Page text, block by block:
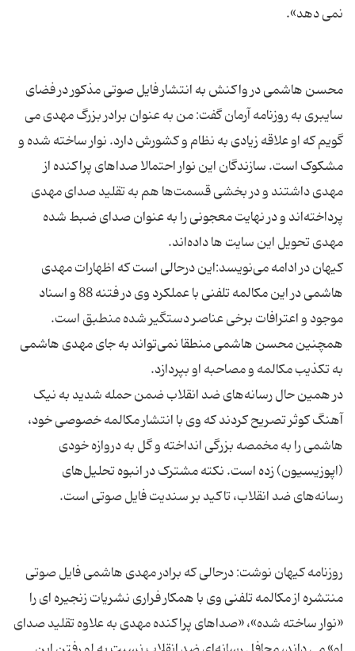
محسن هاشمی در واکنش به انتشار فایل صوتی مذکور در فضای
سایبری به روزنامه آرمان گفت: من به عنوان برادر بزرگ مهدی می
گویم که او علاقه زیادی به نظام و کشورش دارد. نوار ساخته شده و
مشکوک است. سازندگان این نوار احتمالا صداهای پراکنده از
مهدی داشتند و در بخشی قسمت‌ها هم به تقلید صدای مهدی
پرداخته‌اند و در نهایت معجونی را به عنوان صدای ضبط شده
کیهان در ادامه می‌نویسد:این درحالی است که اظهارات مهدی
هاشمی در این مکالمه تلفنی با عملکرد وی در فتنه 88 و اسناد
موجود و اعترافات برخی عناصر دستگیر شده منطبق است.
همچنین محسن هاشمی منطقا نمی‌تواند به جای مهدی هاشمی
در همین حال رسانه‌های ضد انقلاب ضمن حمله شدید به نیک
آهنگ کوثر تصریح کردند که وی با انتشار مکالمه خصوصی خود،
هاشمی را به مخمصه بزرگی انداخته و گل به دروازه خودی
(اپوزیسیون) زده است. نکته مشترک در انبوه تحلیل‌های
روزنامه کیهان نوشت: درحالی که برادر مهدی هاشمی فایل صوتی
منتشره از مکالمه تلفنی وی با همکار فراری نشریات زنجیره ای را
«نوار ساخته شده»، «صداهای پراکنده مهدی به علاوه تقلید صدای